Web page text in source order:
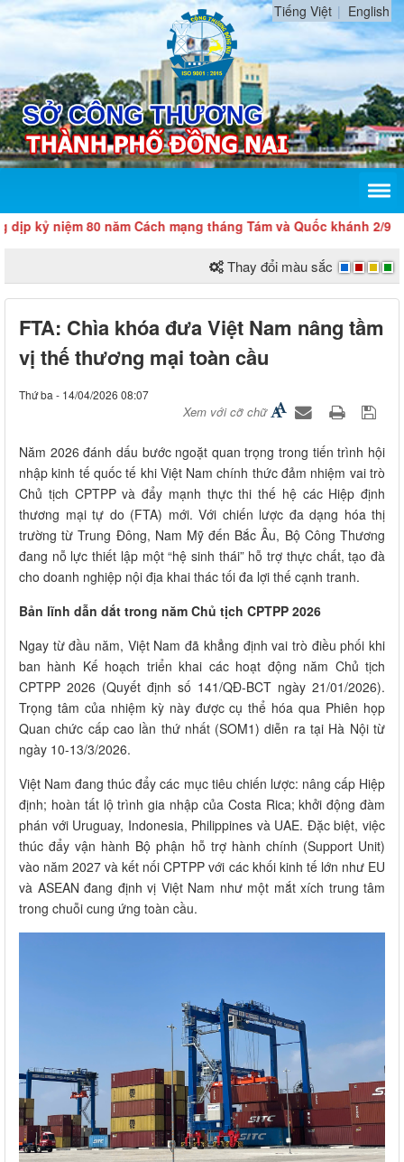
Tiếng Việt English
80 năm Cách mạng tháng Tám và Quốc khánh 2/9
Thay đổi màu sắc
FTA: Chìa khóa đưa Việt Nam nâng tầm
vị thế thương mại toàn cầu
Thứ ba - 14/04/2026 08:07
Xem với cỡ chữ
Năm 2026 đánh dấu bước ngoặt quan trọng trong tiến trình hội
nhập kinh tế quốc tế khi Việt Nam chính thức đảm nhiệm vai trò
Chủ tịch CPTPP và đẩy mạnh thực thi thế hệ các Hiệp định
thương mại tự do (FTA) mới. Với chiến lược đa dạng hóa thị
trường từ Trung Đông, Nam Mỹ đến Bắc Âu, Bộ Công Thương
đang nỗ lực thiết lập một “hệ sinh thái” hỗ trợ thực chất, tạo đà
cho doanh nghiệp nội địa khai thác tối đa lợi thế cạnh tranh.
Bản lĩnh dẫn dắt trong năm Chủ tịch CPTPP 2026
Ngay từ đầu năm, Việt Nam đã khẳng định vai trò điều phối khi
ban hành Kế hoạch triển khai các hoạt động năm Chủ tịch
CPTPP 2026 (Quyết định số 141/QĐ-BCT ngày 21/01/2026).
Trọng tâm của nhiệm kỳ này được cụ thể hóa qua Phiên họp
Quan chức cấp cao lần thứ nhất (SOM1) diễn ra tại Hà Nội từ
ngày 10-13/3/2026.
Việt Nam đang thúc đẩy các mục tiêu chiến lược: nâng cấp Hiệp
định; hoàn tất lộ trình gia nhập của Costa Rica; khởi động đàm
phán với Uruguay, Indonesia, Philippines và UAE. Đặc biệt, việc
thúc đẩy vận hành Bộ phận hỗ trợ hành chính (Support Unit)
vào năm 2027 và kết nối CPTPP với các khối kinh tế lớn như EU
và ASEAN đang định vị Việt Nam như một mắt xích trung tâm
trong chuỗi cung ứng toàn cầu.